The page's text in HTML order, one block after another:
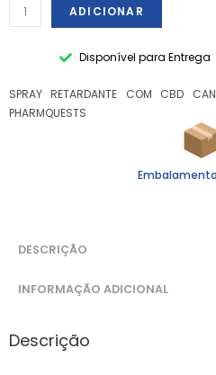
ADICIONAR
Disponível para Entrega
SPRAY RETARDANTE COM CBD
PHARMQUESTS
DESCRIÇÃO
INFORMAÇÃO ADICIONAL
Descrição